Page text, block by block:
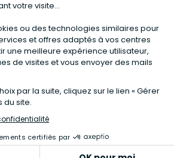
bio⋅ Lits bébés en bois⋅Déodorant bio⋅Sapin
alimentaire naturel
⋅Couche bio⋅Anti-nuisible⋅Poeles
de plafond
les codes promos applicables sur Slood sont
complètes Sauthon taguées en Offre
:
voir la sélection de l'offre